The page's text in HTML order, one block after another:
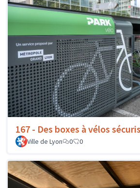
167 - Des boxes à vélos
Ville de Lyon
0 0